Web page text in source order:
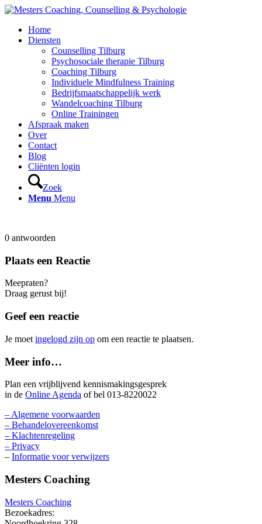
Home
Diensten
Counselling Tilburg
Psychosociale therapie Tilburg
Coaching Tilburg
Individuele Mindfulness Training
Bedrijfsmaatschappelijk werk
Wandelcoaching Tilburg
Online Trainingen
Afspraak maken
Over
Contact
Blog
Cliënten login
Zoek
Menu Menu
0 antwoorden
Plaats een Reactie
Meepraten?
Draag gerust bij!
Geef een reactie
Je moet ingelogd zijn op om een reactie te plaatsen.
Meer info…
Plan een vrijblijvend kennismakingsgesprek
in de Online Agenda of bel 013-8220022
– Algemene voorwaarden
– Behandelovereenkomst
– Klachtenregeling
– Privacy
– Informatie voor verwijzers
Mesters Coaching
Mesters Coaching
Bezoekadres: